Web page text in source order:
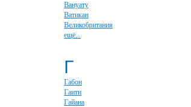
Вануату
Ватикан
Великобритания
ещё...
Г
Габон
Гаити
Гайана